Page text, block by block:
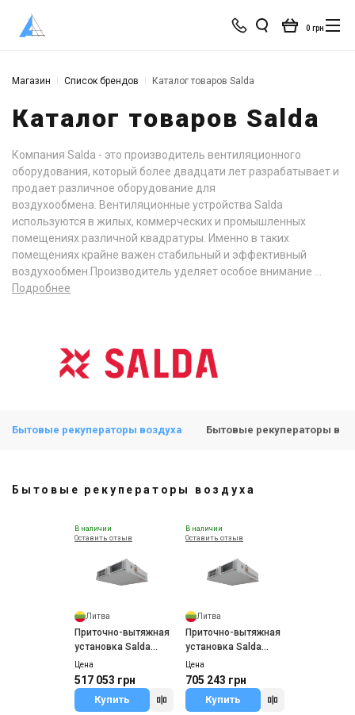
0 грн
Магазин Список брендов Каталог товаров Salda
Каталог товаров Salda
Компания Salda - это производитель вентиляционного
оборудования, который более двадцати лет разрабатывает и
продает различное оборудование для
воздухообмена. Вентиляционные устройства Salda
используются в жилых, коммерческих и промышленных
помещениях различной квадратуры. Именно в таких
помещениях крайне важен стабильный и эффективный
воздухообмен.Производитель уделяет особое внимание ...
Подробнее
Бытовые рекуператоры воздуха Бытовые рекуператоры в
Бытовые рекуператоры воздуха
В наличии
Оставить отзыв
Литва
Приточно-вытяжная
установка Salda
AmberAir Compact
1-CXP-E-L/R-I50
Цена
517 053 грн
Купить
В наличии
Оставить отзыв
Литва
Приточно-вытяжная
установка Salda
AmberAir Compact
2-CXP-E-L/R-I50
Цена
705 243 грн
Купить